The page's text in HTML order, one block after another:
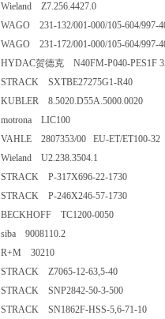
Wieland Z7.256.4427.0
WAGO 231-132/001-000/105-604/997-
WAGO 231-172/001-000/105-604/997-
HYDAC贺德克 N40FM-P040-PES1F
STRACK SXTBE27275G1-R40
KUBLER 8.5020.D55A.5000.0020
motrona LIC100
VAHLE 2807353/00 EU-ET/ET100-32
Wieland U2.238.3504.1
STRACK P-317X696-22-1730
STRACK P-246X246-57-1730
BECKHOFF TC1200-0050
siba 9008110.2
R+M 30210
STRACK Z7065-12-63,5-40
STRACK SNP2842-50-3-500
STRACK SN1862F-HSS-5,6-71-10